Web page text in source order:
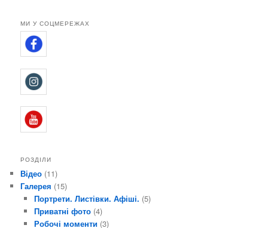
МИ У СОЦМЕРЕЖАХ
РОЗДІЛИ
Відео (11)
Галерея (15)
Портрети. Листівки. Афіші. (5)
Приватні фото(4)
Робочі моменти(3)